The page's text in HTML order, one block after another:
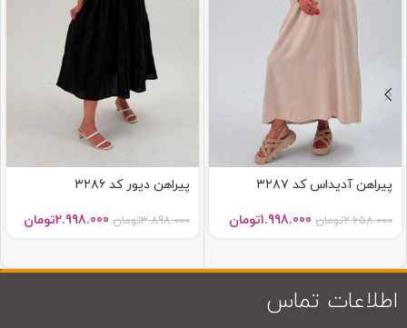
پیراهن آدیداس کد ۳۲۸۷
2.658.000تومان 1.998.000تومان
پیراهن دیور کد ۳۲۸۶
3.898.000تومان 2.998.000تومان
اطلاعات تماس